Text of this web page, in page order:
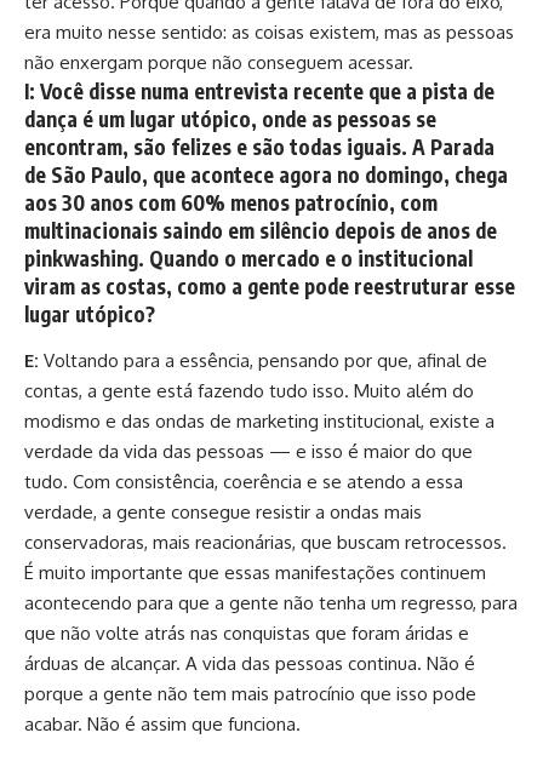
era muito nesse sentido: as coisas existem, mas as pessoas
não enxergam porque não conseguem acessar.
I: Você disse numa entrevista recente que a pista de
dança é um lugar utópico, onde as pessoas se
encontram, são felizes e são todas iguais. A Parada
de São Paulo, que acontece agora no domingo, chega
aos 30 anos com 60% menos patrocínio, com
multinacionais saindo em silêncio depois de anos de
pinkwashing. Quando o mercado e o institucional
viram as costas, como a gente pode reestruturar esse
lugar utópico?
E: Voltando para a essência, pensando por que, afinal de
contas, a gente está fazendo tudo isso. Muito além do
modismo e das ondas de marketing institucional, existe a
verdade da vida das pessoas — e isso é maior do que
tudo. Com consistência, coerência e se atendo a essa
verdade, a gente consegue resistir a ondas mais
conservadoras, mais reacionárias, que buscam retrocessos.
É muito importante que essas manifestações continuem
acontecendo para que a gente não tenha um regresso, para
que não volte atrás nas conquistas que foram áridas e
árduas de alcançar. A vida das pessoas continua. Não é
porque a gente não tem mais patrocínio que isso pode
acabar. Não é assim que funciona.